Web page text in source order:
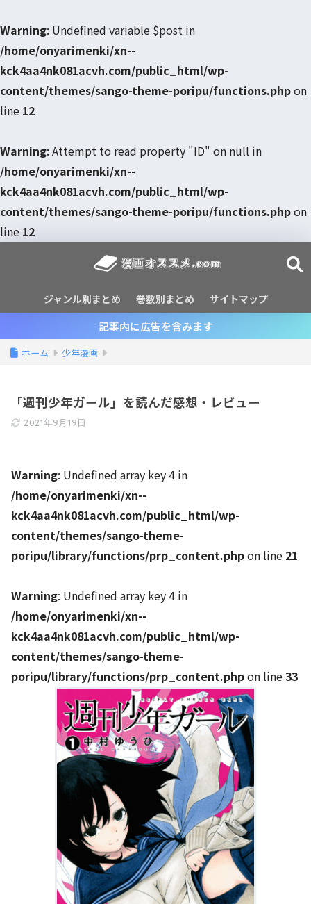
Warning: Undefined variable $post in
/home/onyarimenki/xn--
kck4aa4nk081acvh.com/public_html/wp-
content/themes/sango-theme-poripu/functions.phpon
line 12
Warning: Attempt to read property "ID" on null in
/home/onyarimenki/xn--
kck4aa4nk081acvh.com/public_html/wp-
content/themes/sango-theme-poripu/functions.phpon
line 12
ジャンル別まとめ 巻数別まとめ サイトマップ
記事内に広告を含みます
ホーム 少年漫画
「週刊少年ガール」を読んだ感想・レビュー
2021年9月19日
Warning: Undefined array key 4 in
/home/onyarimenki/xn--
kck4aa4nk081acvh.com/public_html/wp-
content/themes/sango-theme-
poripu/library/functions/prp_content.phpon line 21
Warning: Undefined array key 4 in
/home/onyarimenki/xn--
kck4aa4nk081acvh.com/public_html/wp-
content/themes/sango-theme-
poripu/library/functions/prp_content.phpon line33